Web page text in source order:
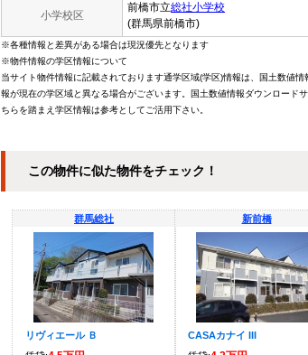
小学校区
前橋市立総社小学校
(群馬県前橋市)
※各種情報と差異がある場合は現況優先となります
※物件情報の学区情報について
当サイト物件情報に記載されております通学区域(学区)情報は、国土数値
報が現在の学区域と異なる場合がございます。国土数値情報ダウンロード
ちらを踏まえ学区情報は参考としてご活用下さい。
この物件に似た物件をチェック！
群馬総社
リヴィエール Ｂ
新前橋
CASAカナイ III